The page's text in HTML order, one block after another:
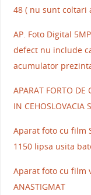
48 ( nu sunt coltari
AP. Foto Digital
defect nu include
acumulator
APARAT FORTO DE
IN CEHOSLOVACIA
Aparat foto cu film
1150 lipsa usita
Aparat foto cu film
ANASTIGMAT